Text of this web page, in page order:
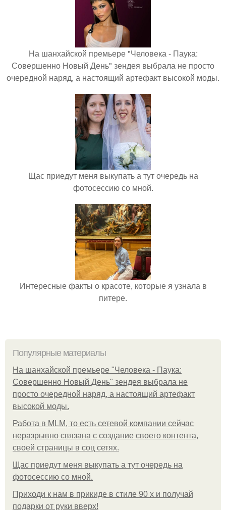
На шанхайской премьере "Человека - Паука:
Совершенно Новый День" зендея выбрала не просто
очередной наряд, а настоящий артефакт высокой моды.
Щас приедут меня выкупать а тут очередь на
фотосессию со мной.
Интересные факты о красоте, которые я узнала в
питере.
Популярные материалы
На шанхайской премьере "Человека - Паука:
Совершенно Новый День" зендея выбрала не
просто очередной наряд, а настоящий артефакт
высокой моды.
Работа в MLM, то есть сетевой компании сейчас
неразрывно связана с создание своего контента,
своей страницы в соц сетях.
Щас приедут меня выкупать а тут очередь на
фотосессию со мной.
Приходи к нам в прикиде в стиле 90 х и получай
подарки от руки вверх!